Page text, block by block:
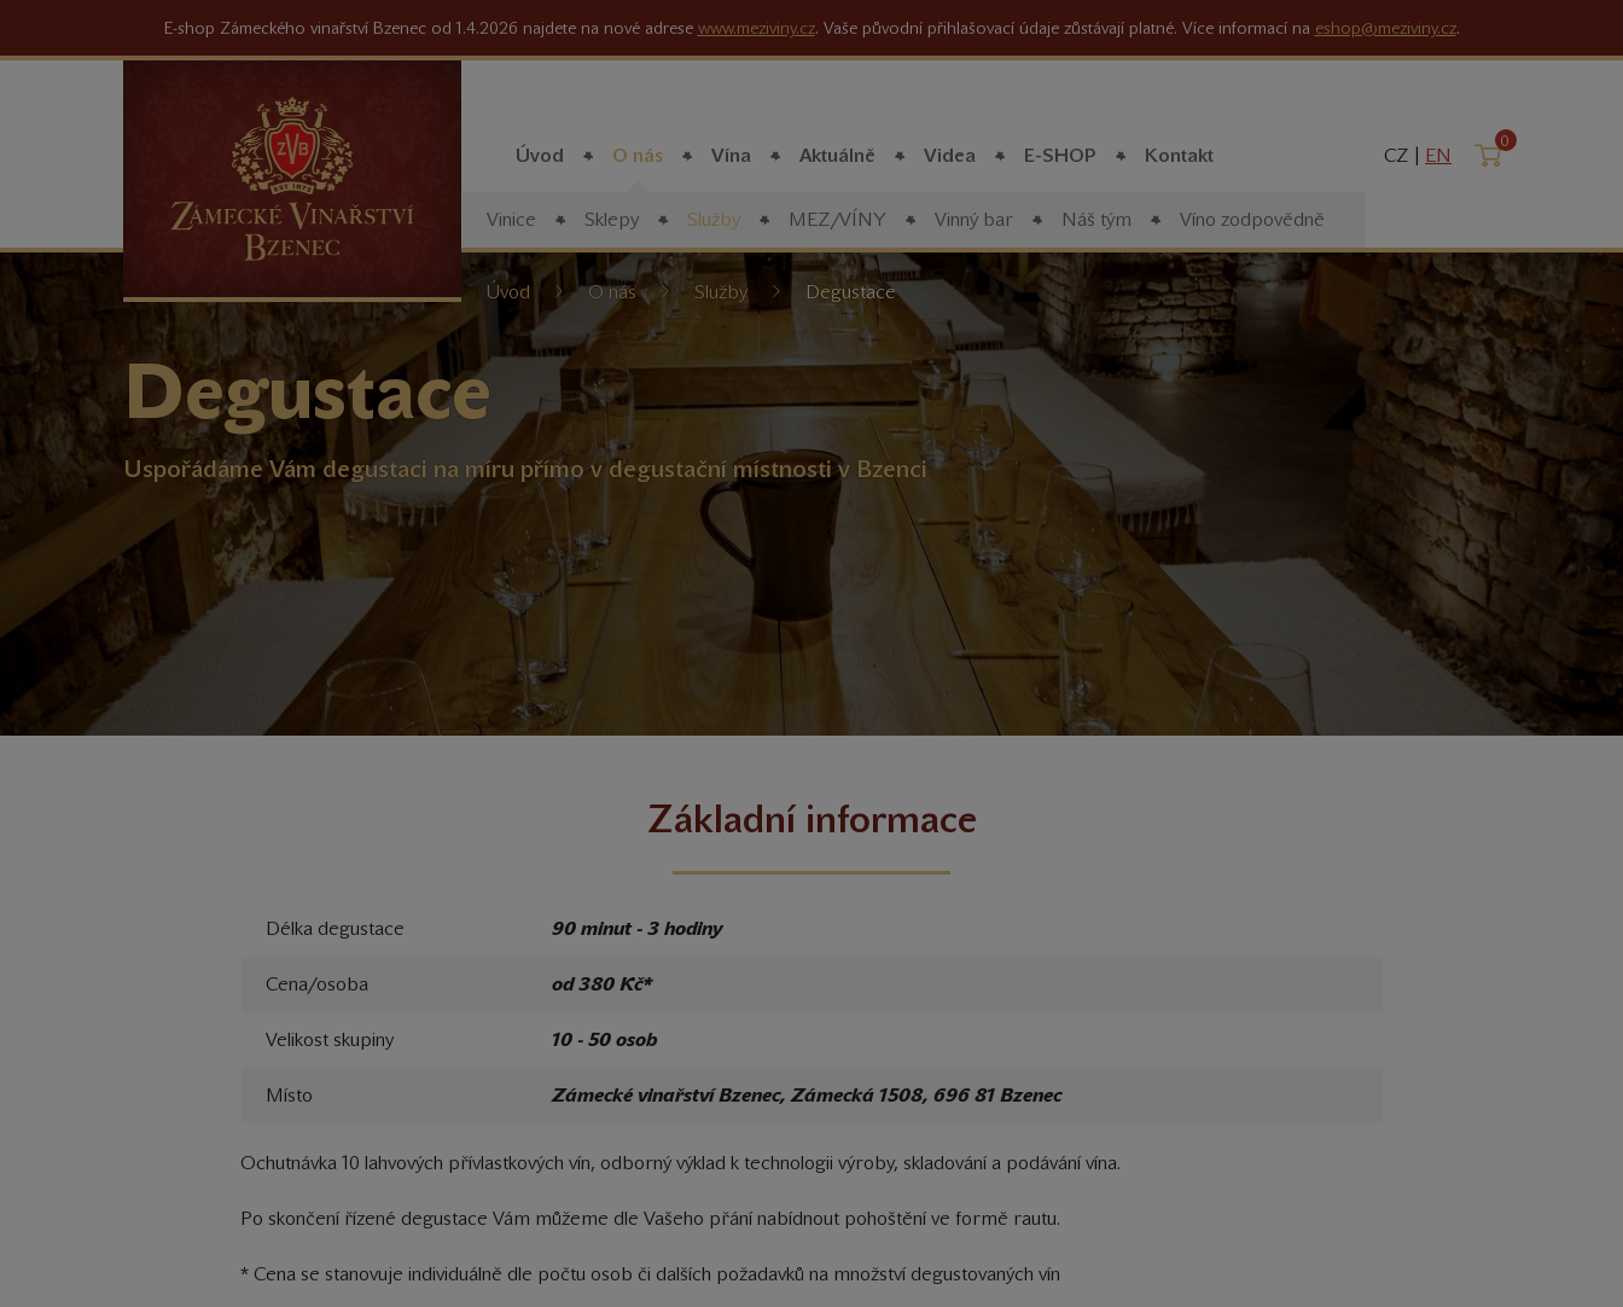
E-shop Zámeckého vinařství Bzenec od 1.4.2026 najdete na nové adrese www.meziviny.cz. Vaše původní přihlašovací údaje zůstávají platné. Více informací na eshop@meziviny.cz.
Úvod O nás
Vinice Sklepy Služby MEZ/VÍNY Vinný bar Náš tým Víno zodpovědně
Vína Aktuálně Videa E-SHOP Kontakt CZ | EN Košík
0
Nacházíte
zde:
Úvod O nás Služby Degustace
Degustace
Uspořádáme Vám degustaci na míru přímo v degustační místnosti v Bzenci
Základní informace
Délka degustace 90 minut - 3 hodiny
Cena/osoba od 380 Kč*
Velikost skupiny 10 - 50 osob
Místo Zámecké vinařství Bzenec, Zámecká 1508, 696 81 Bzenec
Ochutnávka 10 lahvových přívlastkových vín, odborný výklad k technologii výroby, skladování a podávání vína.
Po skončení řízené degustace Vám můžeme dle Vašeho přání nabídnout pohoštění ve formě rautu.
* Cena se stanovuje individuálně dle počtu osob či dalších požadavků na množství degustovaných vín